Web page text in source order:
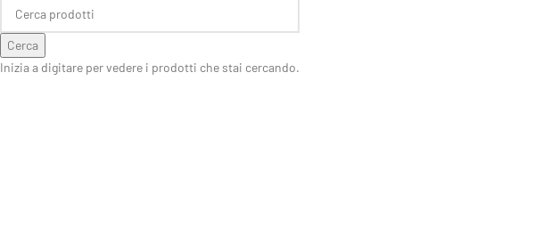
Cerca
Inizia a digitare per vedere i prodotti che stai cercando.